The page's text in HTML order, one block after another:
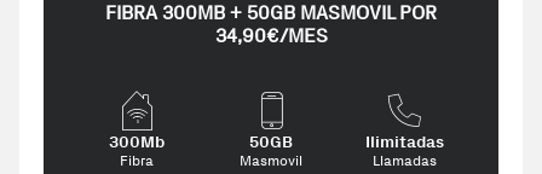
FIBRA 300MB + 50GB MASMOVIL POR
34,90€/MES
300Mb
Fibra
50GB
Masmovil
Ilimitadas
Llamadas